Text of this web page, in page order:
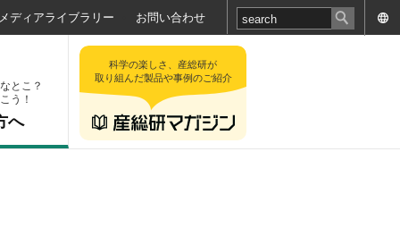
メディアライブラリー お問い合わせ
とこ？
う！
へ
科学の楽しさ、産総研が
取り組んだ製品や事例のご紹介